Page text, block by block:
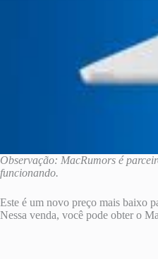
Observação: MacRumors é
funcionando.
Este é um novo preço mais baixo
Nessa venda, você pode obter o